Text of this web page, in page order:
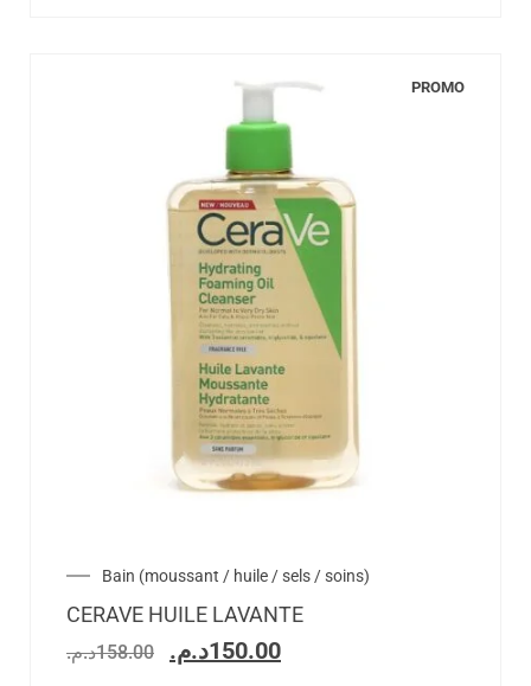
PROMO
Bain (moussant / huile / sels / soins)
CERAVE HUILE LAVANTE
158.00د.م. 150.00د.م.